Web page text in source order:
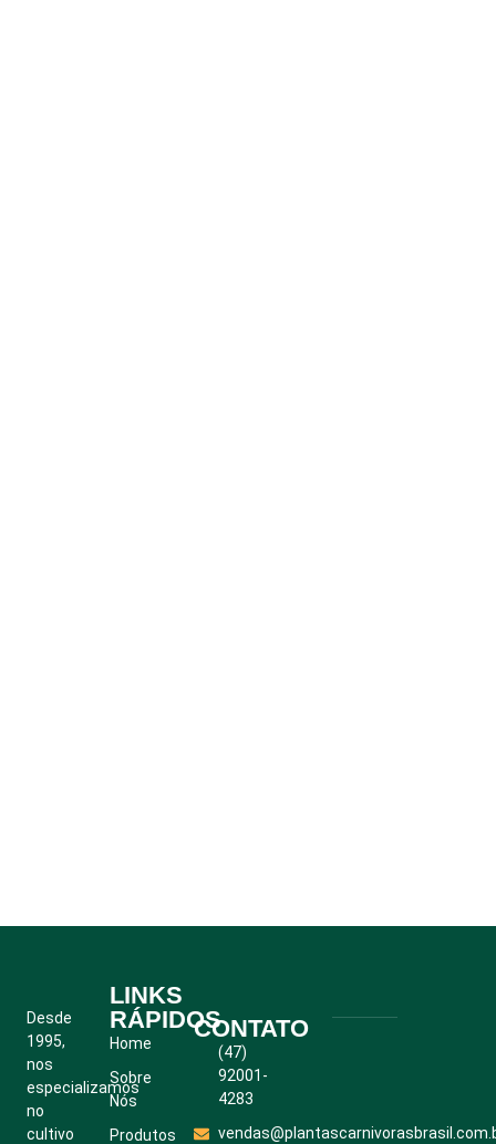
Desde
1995,
nos
especializamos
no
cultivo
LINKS
RÁPIDOS
Home
Sobre
Nós
Produtos
CONTATO
(47)
92001-
4283